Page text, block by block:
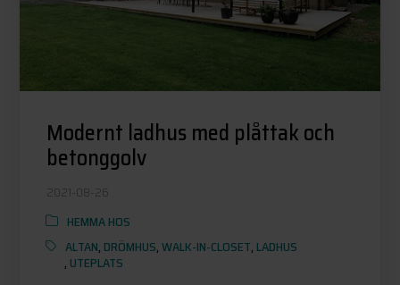
Modernt ladhus med plåttak och
betonggolv
2021-08-26
HEMMA HOS
ALTAN, DRÖMHUS,WALK-IN-CLOSET, LADHUS
, UTEPLATS